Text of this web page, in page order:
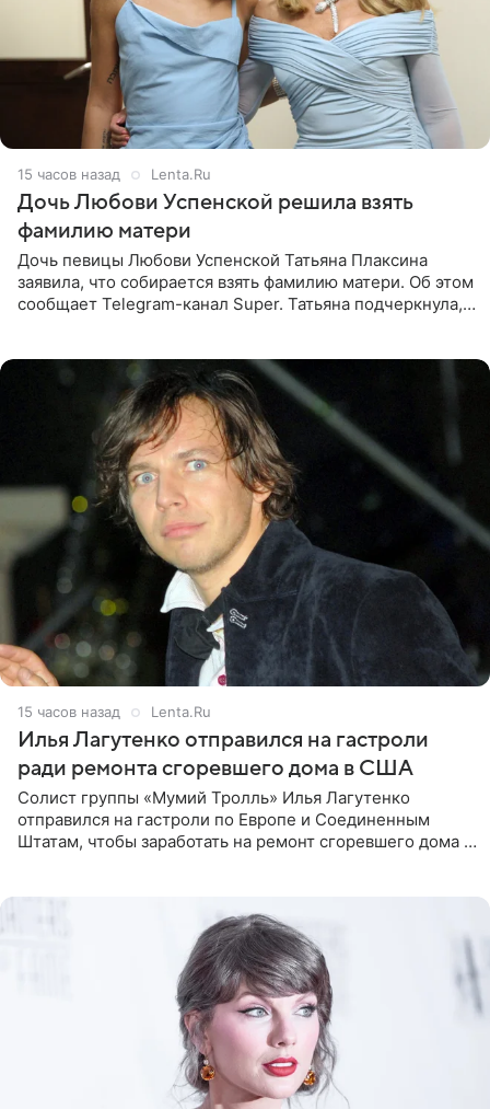
15 часов назад Lenta.Ru
Дочь Любови Успенской решила взять
фамилию матери
Дочь певицы Любови Успенской Татьяна Плаксина
заявила, что собирается взять фамилию матери. Об этом
сообщает Telegram-канал Super. Татьяна подчеркнула,
15 часов назад Lenta.Ru
Илья Лагутенко отправился на гастроли
ради ремонта сгоревшего дома в США
Солист группы «Мумий Тролль» Илья Лагутенко
отправился на гастроли по Европе и Соединенным
Штатам, чтобы заработать на ремонт сгоревшего дома в